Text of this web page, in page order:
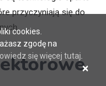
przyczyniają się do
cookies.
zgodę na
się więcej tutaj
×